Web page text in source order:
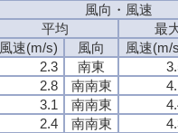
風向・風速
平均
最
風速(m/s)
風向
風速(m/
2.3 南東
2.8 南南東
3.1 南南東
2.4 南南東